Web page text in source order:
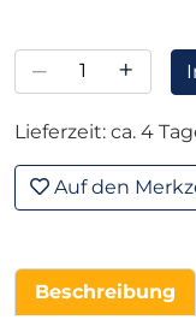
– +
Lieferzeit: ca. 4
Auf den
Beschreibung